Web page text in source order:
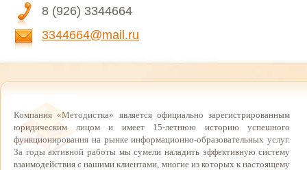
8 (926) 3344664
3344664@mail.ru
Компания «Методистка» является официально зарегистрированным
юридическим лицом и имеет 15-летнюю историю успешного
функционирования на рынке информационно-образовательных услуг.
За годы активной работы мы сумели наладить эффективную систему
взаимодействия с нашими клиентами, многие из которых к настоящему